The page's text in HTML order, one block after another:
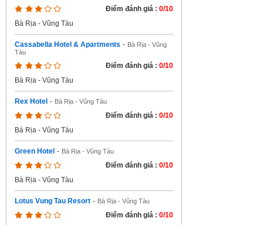
Điểm đánh giá : 0/10
Bà Rịa - Vũng Tàu
Cassabella Hotel & Apartments - Bà Rịa - Vũng
Tàu
Điểm đánh giá : 0/10
Bà Rịa - Vũng Tàu
Rex Hotel - Bà Rịa - Vũng Tàu
Điểm đánh giá : 0/10
Bà Rịa - Vũng Tàu
Green Hotel - Bà Rịa - Vũng Tàu
Điểm đánh giá : 0/10
Bà Rịa - Vũng Tàu
Lotus Vung Tau Resort - Bà Rịa - Vũng Tàu
Điểm đánh giá : 0/10